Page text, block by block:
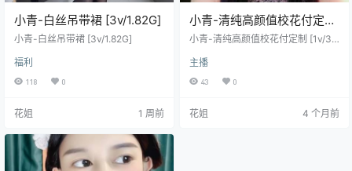
小青-白丝吊带裙 [3v/1.82G]
小青-白丝吊带裙 [3v/1.82G]
福利
118 0
花姐 1 周前
小青-清纯高颜值校花付定制
[1v/3.27G]
小青-清纯高颜值校花付定制 [1v/3.2
主播
43 0
花姐 4 个月前